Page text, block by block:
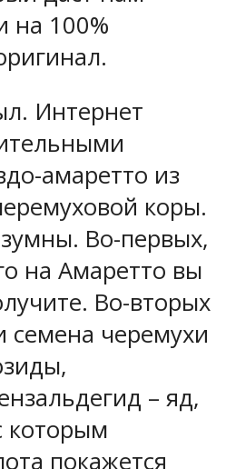
на 100%
Интернет
амаретто из
коры.
Во-первых,
на Амаретто вы
Во-вторых
семена черемухи
– яд,
которым
покажется